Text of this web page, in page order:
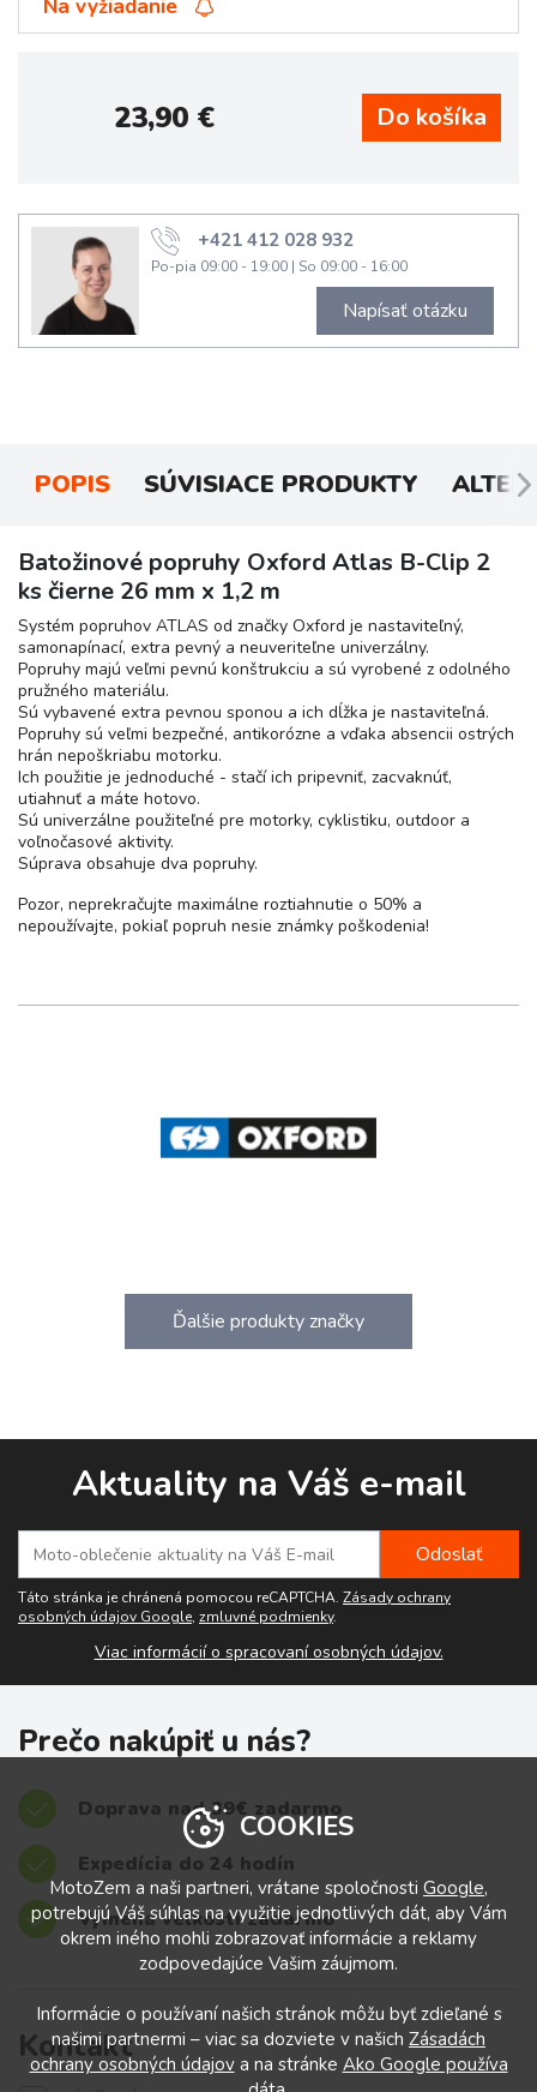
Na vyžiadanie
23,90€
+421 412 028 932
Po-pia 09:00 - 19:00 | So 09:00 - 16:00
Napísať otázku
POPIS SÚVISIACE PRODUKTY
Batožinové popruhy Oxford Atlas B-Clip 2
ks čierne 26 mm x 1,2 m
Systém popruhov ATLAS od značky Oxford je nastaviteľný,
samonapínací, extra pevný a neuveriteľne univerzálny.
Popruhy majú veľmi pevnú konštrukciu a sú vyrobené z odolného
pružného materiálu.
Sú vybavené extra pevnou sponou a ich dĺžka je nastaviteľná.
Popruhy sú veľmi bezpečné, antikorózne a vďaka absencii ostrých
hrán nepoškriabu motorku.
Ich použitie je jednoduché - stačí ich pripevniť, zacvaknúť,
utiahnuť a máte hotovo.
Sú univerzálne použiteľné pre motorky, cyklistiku, outdoor a
voľnočasové aktivity.
Súprava obsahuje dva popruhy.
Pozor, neprekračujte maximálne roztiahnutie o 50% a
nepoužívajte, pokiaľ popruh nesie známky poškodenia!
Ďalšie produkty značky
Aktuality na Váš e-mail
Táto stránka je chránená pomocou reCAPTCHA. Zásady ochrany
osobných údajov Google, zmluvné podmienky.
Viac informácií o spracovaní osobných údajov.
Prečo nakúpiť u nás?
Doprava nad 39€ zadarmo
Expedícia do 24 hodín
Výmena veľkostí zadarmo
Kontakt
COOKIES
MotoZem a naši partneri, vrátane spoločnosti Google,
potrebujú Váš súhlas na využitie jednotlivých dát, aby Vám
okrem iného mohli zobrazovať informácie a reklamy
zodpovedajúce Vašim záujmom.
Informácie o používaní našich stránok môžu byť zdieľané s
našimi partnermi – viac sa dozviete v našich Zásadách
ochrany osobných údajova na stránke Ako Google používa